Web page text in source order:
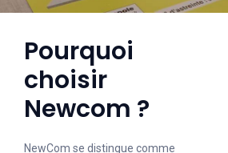
Pourquoi
choisir
Newcom ?
NewCom se distingue comme